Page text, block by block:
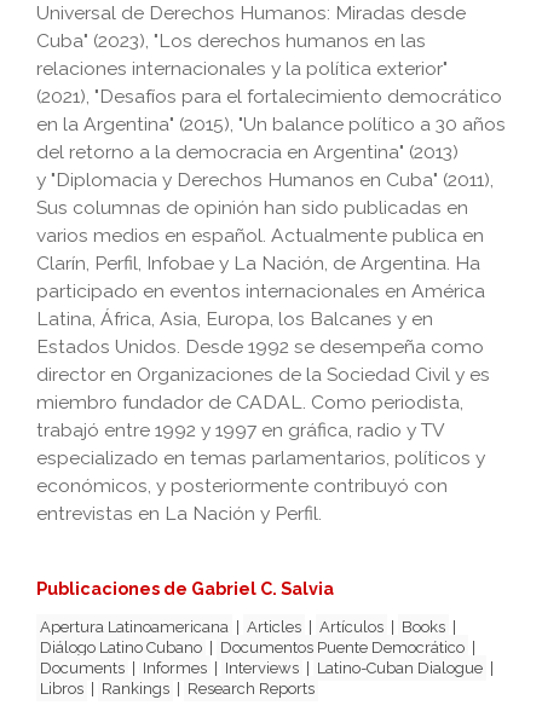
Universal de Derechos Humanos: Miradas desde
Cuba" (2023), "Los derechos humanos en las
relaciones internacionales y la política exterior"
(2021), "Desafíos para el fortalecimiento democrático
en la Argentina" (2015), "Un balance político a 30 años
del retorno a la democracia en Argentina" (2013)
y "Diplomacia y Derechos Humanos en Cuba" (2011),
Sus columnas de opinión han sido publicadas en
varios medios en español. Actualmente publica en
Clarín, Perfil, Infobae y La Nación, de Argentina. Ha
participado en eventos internacionales en América
Latina, África, Asia, Europa, los Balcanes y en
Estados Unidos. Desde 1992 se desempeña como
director en Organizaciones de la Sociedad Civil y es
miembro fundador de CADAL. Como periodista,
trabajó entre 1992 y 1997 en gráfica, radio y TV
especializado en temas parlamentarios, políticos y
económicos, y posteriormente contribuyó con
entrevistas en La Nación y Perfil.
Publicaciones de Gabriel C. Salvia
Apertura Latinoamericana Articles Artículos Books
Diálogo Latino Cubano
Documentos Puente Democrático
Documents
Informes Interviews Latino-Cuban Dialogue
Libros
Rankings Research Reports